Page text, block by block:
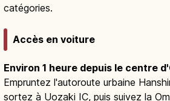
catégories.
Accès en voiture
Environ 1 heure depuis le centre
Empruntez l'autoroute urbaine
sortez à Uozaki IC, puis suivez la